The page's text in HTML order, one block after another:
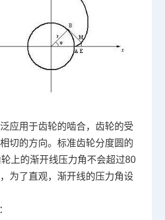
应用于齿轮的啮合，齿轮的受
切的方向。标准齿轮分度圆的
上的渐开线压力角不会超过80
为了直观，渐开线的压力角设